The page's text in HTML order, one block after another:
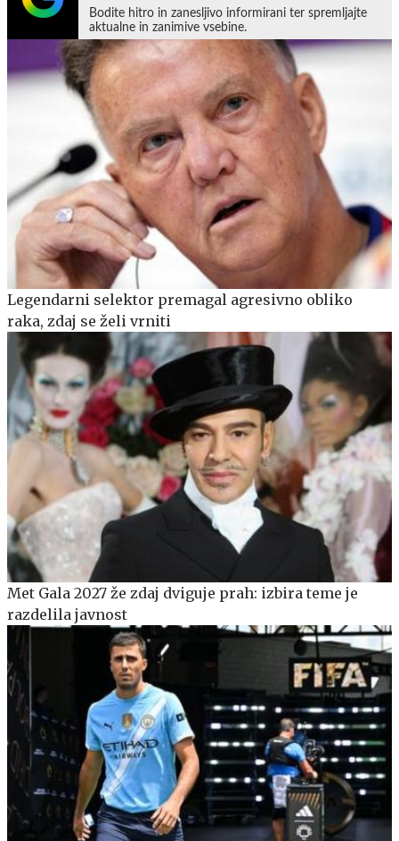
Bodite hitro in zanesljivo informirani ter spremljajte
aktualne in zanimive vsebine.
Legendarni selektor premagal agresivno obliko
raka, zdaj se želi vrniti
Met Gala 2027 že zdaj dviguje prah: izbira teme je
razdelila javnost